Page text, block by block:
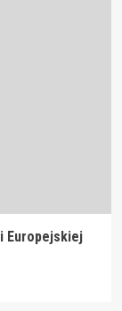
Europejskiej